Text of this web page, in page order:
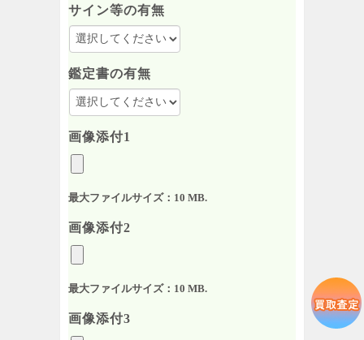
サイン等の有無
鑑定書の有無
画像添付1
最大ファイルサイズ：10 MB.
画像添付2
最大ファイルサイズ：10 MB.
画像添付3